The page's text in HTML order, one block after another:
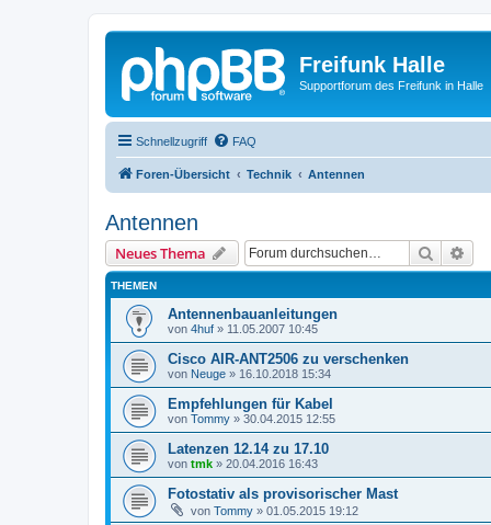
Freifunk Halle
Supportforum des Freifunk in Halle
Schnellzugriff FAQ
Foren-Übersicht Technik Antennen
Antennen
Neues Thema Suche
THEMEN
Antennenbauanleitungen
von 4huf » 11.05.2007 10:45
Cisco AIR-ANT2506 zu verschenken
von Neuge » 16.10.2018 15:34
Empfehlungen für Kabel
von Tommy » 30.04.2015 12:55
Latenzen 12.14 zu 17.10
von tmk » 20.04.2016 16:43
Fotostativ als provisorischer Mast
von Tommy » 01.05.2015 19:12